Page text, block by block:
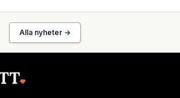
Alla nyheter →